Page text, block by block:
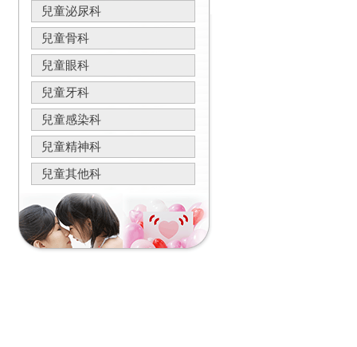
兒童泌尿科
兒童骨科
兒童眼科
兒童牙科
兒童感染科
兒童精神科
兒童其他科